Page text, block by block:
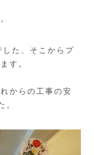
た、そこからプ
す。
からの工事の安
。